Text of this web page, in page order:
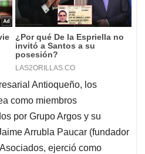
Antioqueño, los
como miembros
por Grupo Argos y su
Arrubla Paucar (fundador
ejerció como